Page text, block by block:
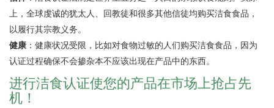
上，全球虔诚的犹太人、回教徒和很多其他信徒均购买洁食食品，
以履行其宗教义务。
健康 ：健康状况受限，比如对食物过敏的人们购买洁食食品，因为
认证过程确保不会掺杂本不应该出现在产品中的东西。
进行洁食认证使您的产品在市场上抢占先
机！